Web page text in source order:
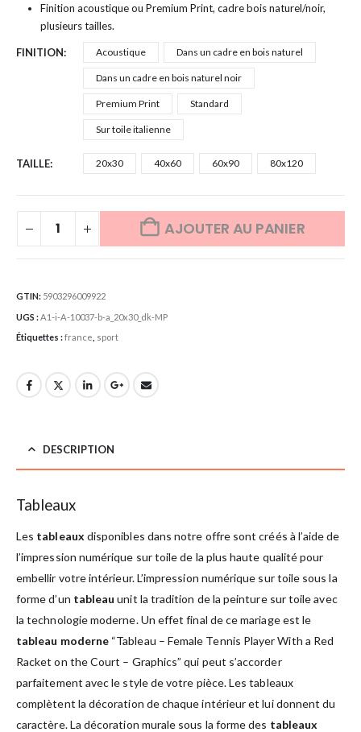
Finition acoustique ou Premium Print, cadre bois naturel/noir,
plusieurs tailles.
FINITION Acoustique Dans un cadre en bois naturel
Dans un cadre en bois naturel noir
Premium Print Standard
Sur toile italienne
TAILLE 20x30 40x60 60x90 80x120
AJOUTER AU PANIER
GTIN: 5903296009922
UGS : A1-i-A-10037-b-a_20x30_dk-MP
Étiquettes :france sport
DESCRIPTION
Tableaux
Les tableaux disponibles dans notre offre sont créés à l’aide de
l’impression numérique sur toile de la plus haute qualité pour
embellir votre intérieur. L’impression numérique sur toile sous la
forme d’un tableau unit la tradition de la peinture sur toile avec
la technologie moderne. Un effet final de ce mariage est le
tableau moderne “Tableau – Female Tennis Player With a Red
Racket on the Court – Graphics” qui peut s’accorder
parfaitement avec le style de votre pièce. Les tableaux
complètent la décoration de chaque intérieur et lui donnent du
caractère. La décoration murale sous la forme des tableaux